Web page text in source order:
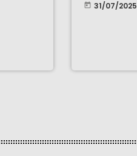
today 31/07/2025